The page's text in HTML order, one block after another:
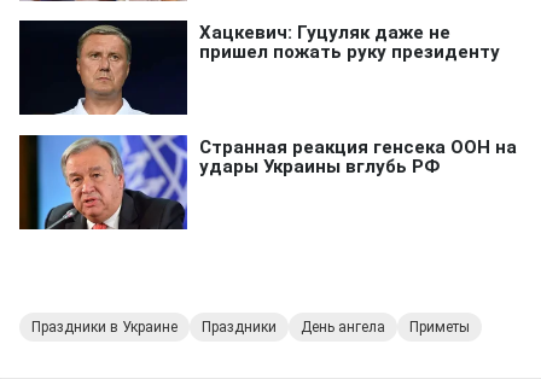
Праздники в Украине Праздники День ангела Приметы